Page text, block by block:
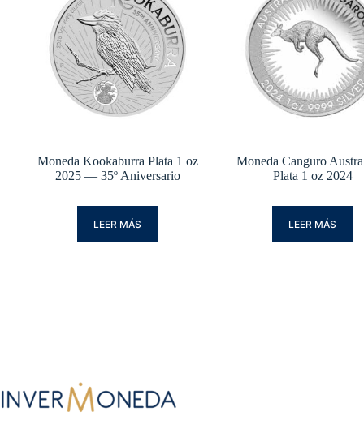
Moneda Kookaburra Plata 1 oz
2025 — 35º Aniversario
LEER MÁS
Moneda Canguro
Plata 1 oz 2024
LEER MÁS